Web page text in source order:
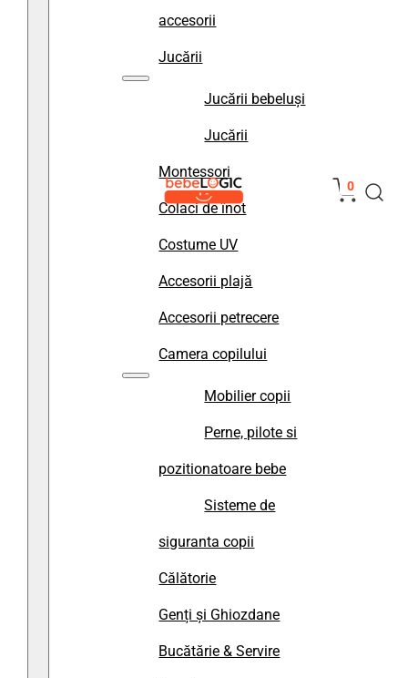
accesorii
Jucării
Jucării bebeluși
Jucării
Montessori
Colaci de înot
Costume UV
Accesorii plajă
Accesorii petrecere
Camera copilului
Mobilier copii
Perne, pilote si
pozitionatoare bebe
Sisteme de
siguranta copii
Călătorie
Genți și Ghiozdane
Bucătărie & Servire
0